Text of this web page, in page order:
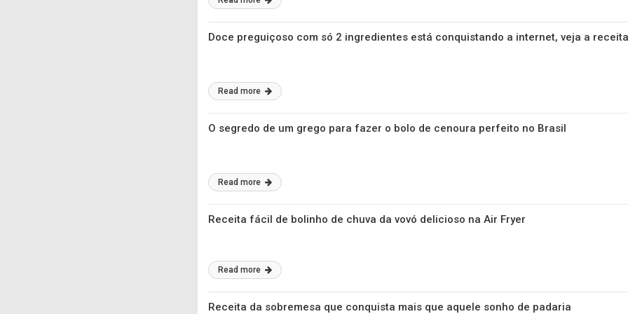
Doce preguiçoso com só 2 ingredientes está conquistando a internet, veja a receita
Read more
O segredo de um grego para fazer o bolo de cenoura perfeito no Brasil
Read more
Receita fácil de bolinho de chuva da vovó delicioso na Air Fryer
Read more
Receita da sobremesa que conquista mais que aquele sonho de padaria